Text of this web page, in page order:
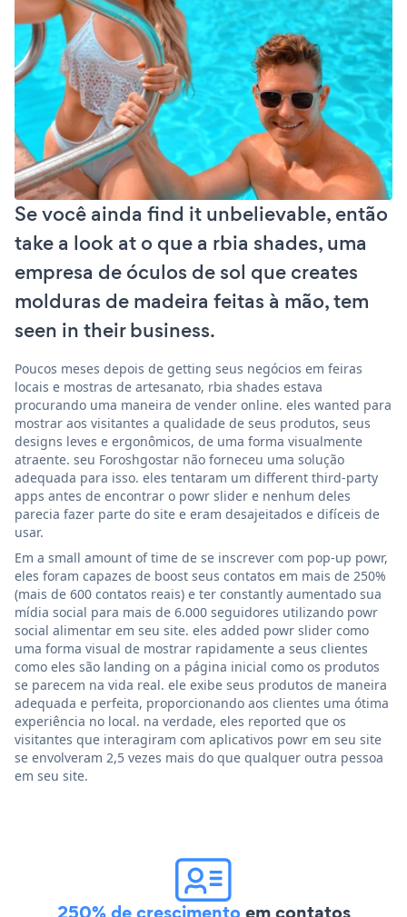
Se você ainda find it unbelievable, então
take a look at o que a rbia shades, uma
empresa de óculos de sol que creates
molduras de madeira feitas à mão, tem
seen in their business.
Poucos meses depois de getting seus negócios em feiras
locais e mostras de artesanato, rbia shades estava
procurando uma maneira de vender online. eles wanted para
mostrar aos visitantes a qualidade de seus produtos, seus
designs leves e ergonômicos, de uma forma visualmente
atraente. seu Foroshgostar não forneceu uma solução
adequada para isso. eles tentaram um different third-party
apps antes de encontrar o powr slider e nenhum deles
parecia fazer parte do site e eram desajeitados e difíceis de
usar.
Em a small amount of time de se inscrever com pop-up powr,
eles foram capazes de boost seus contatos em mais de 250%
(mais de 600 contatos reais) e ter constantly aumentado sua
mídia social para mais de 6.000 seguidores utilizando powr
social alimentar em seu site. eles added powr slider como
uma forma visual de mostrar rapidamente a seus clientes
como eles são landing on a página inicial como os produtos
se parecem na vida real. ele exibe seus produtos de maneira
adequada e perfeita, proporcionando aos clientes uma ótima
experiência no local. na verdade, eles reported que os
visitantes que interagiram com aplicativos powr em seu site
se envolveram 2,5 vezes mais do que qualquer outra pessoa
em seu site.